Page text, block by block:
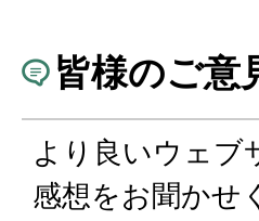
皆様のご意
より良いウェブ
感想をお聞かせ